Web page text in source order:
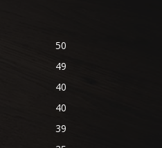
50
49
40
40
39